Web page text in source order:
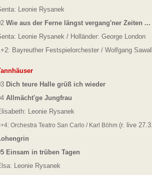
Leonie Rysanek
Wie aus der Ferne längst vergang'ner Zeiten ...
Leonie Rysanek / Holländer: George London
Bayreuther Festspielorchester / Wolfgang
Dich teure Halle grüß ich wieder
Allmächt'ge Jungfrau
Leonie Rysanek
Orchestra Teatro San Carlo / Karl Böhm (r. live
Einsam in trüben Tagen
Leonie Rysanek